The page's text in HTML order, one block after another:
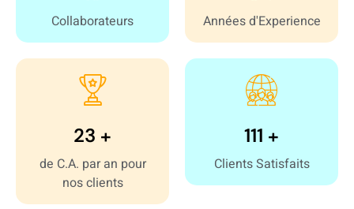
Années d'Experience
Collaborateurs
150+
Clients Satisfaits
30 +
de C.A. par an pour
nos clients